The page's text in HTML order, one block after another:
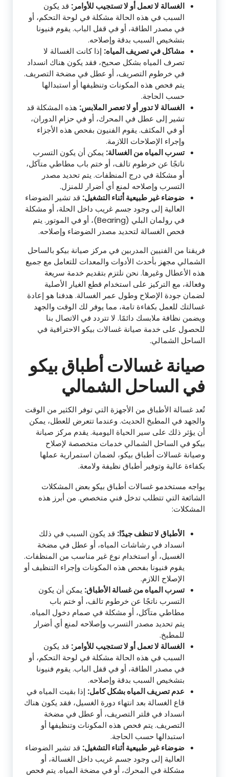
الغسالة لا تعمل أو لا تستجيب للأوامر: قد يكون
السبب في هذه الحالة مشكلة في لوحة التحكم، أو
في مصدر الطاقة، أو في قفل الباب. يقوم فنيونا
بتشخيص السبب بدقة وإصلاحه.
مشاكل في تصريف المياه: إذا كانت الغسالة لا
تصرف المياه بشكل صحيح، فقد يكون هناك انسداد
في خرطوم التصريف، أو عطل في مضخة التصريف.
يتم فحص هذه المكونات وتنظيفها أو استبدالها
حسب الحاجة.
الغسالة لا تدور أو لا تعصر الملابس: هذه المشكلة قد
تشير إلى عطل في المحرك، أو في حزام الدوران،
أو في المكثف. يقوم الفنيون بفحص هذه الأجزاء
وإجراء الإصلاحات اللازمة.
تسرب المياه من الغسالة: يمكن أن يكون التسرب
ناتجًا عن خرطوم تالف، أو ختم باب مطاطي متآكل،
أو مشكلة في درج المنظفات. يتم تحديد مصدر
التسرب وإصلاحه لمنع أي أضرار للمنزل.
ضوضاء غير طبيعية أثناء التشغيل: قد تشير الضوضاء
العالية إلى وجود جسم غريب داخل الحلة، أو مشكلة
في رولمان البلي (Bearing)، أو في الموتور. يتم
فحص الغسالة لتحديد مصدر الضوضاء وإصلاحه.
فريقنا من الفنيين المدربين في مركز صيانة بيكو بالساحل
الشمالي مجهز بأحدث الأدوات والمعدات للتعامل مع جميع
هذه الأعطال وغيرها. نحن نلتزم بتقديم خدمة سريعة
وفعالة، مع التركيز على استخدام قطع الغيار الأصلية
لضمان جودة الإصلاح وطول عمر الغسالة. هدفنا هو إعادة
غسالتك للعمل بكفاءة تامة، مما يوفر لك الوقت والجهد
ويضمن نظافة ملابسك دائمًا. لا تتردد في الاتصال بنا
للحصول على خدمة صيانة غسالات بيكو الاحترافية في
الساحل الشمالي.
صيانة غسالات أطباق بيكو
في الساحل الشمالي
تُعد غسالة الأطباق من الأجهزة التي توفر الكثير من الوقت
والجهد في المطبخ الحديث. وعندما تتعرض للعطل، يمكن
أن يؤثر ذلك على سير الحياة اليومية. يقدم مركز صيانة
بيكو في الساحل الشمالي خدمات متخصصة لإصلاح
وصيانة غسالات أطباق بيكو، لضمان استمرارية عملها
بكفاءة عالية وتوفير أطباق نظيفة ولامعة.
يواجه مستخدمو غسالات أطباق بيكو بعض المشكلات
الشائعة التي تتطلب تدخل فني متخصص. من أبرز هذه
المشكلات:
الأطباق لا تنظف جيدًا: قد يكون السبب في ذلك
انسداد في رشاشات المياه، أو عطل في مضخة
الغسيل، أو استخدام نوع غير مناسب من المنظفات.
يقوم فنيونا بفحص هذه المكونات وإجراء التنظيف أو
الإصلاح اللازم.
تسرب المياه من غسالة الأطباق: يمكن أن يكون
التسرب ناتجًا عن خرطوم تالف، أو ختم باب
مطاطي متآكل، أو مشكلة في صمام دخول المياه.
يتم تحديد مصدر التسرب وإصلاحه لمنع أي أضرار
للمطبخ.
الغسالة لا تعمل أو لا تستجيب للأوامر: قد يكون
السبب في هذه الحالة مشكلة في لوحة التحكم، أو
في مصدر الطاقة، أو في قفل الباب. يقوم فنيونا
بتشخيص السبب بدقة وإصلاحه.
عدم تصريف المياه بشكل كامل: إذا بقيت المياه في
قاع الغسالة بعد انتهاء دورة الغسيل، فقد يكون هناك
انسداد في فلتر التصريف، أو عطل في مضخة
التصريف. يتم فحص هذه المكونات وتنظيفها أو
استبدالها حسب الحاجة.
ضوضاء غير طبيعية أثناء التشغيل: قد تشير الضوضاء
العالية إلى وجود جسم غريب داخل الغسالة، أو
مشكلة في المحرك، أو في مضخة المياه. يتم فحص